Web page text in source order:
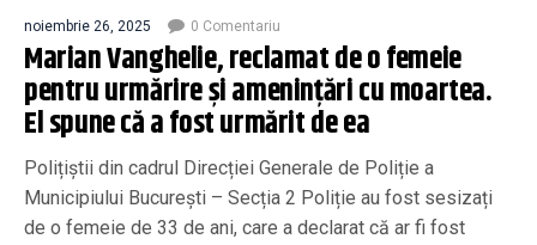
noiembrie 26, 2025 0 Comentariu
Marian Vanghelie, reclamat de o femeie
pentru urmărire și amenințări cu moartea.
El spune că a fost urmărit de ea
Polițiștii din cadrul Direcției Generale de Poliție a
Municipiului București – Secția 2 Poliție au fost sesizați
de o femeie de 33 de ani, care a declarat că ar fi fost